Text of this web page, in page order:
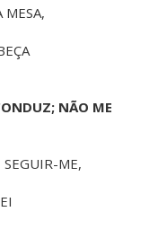
MESA,
NÃO ME
ME,